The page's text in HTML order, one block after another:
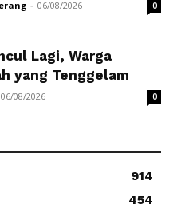
- 06/08/2026 0
Lagi, Warga
yang Tenggelam
06/08/2026 0
914
454